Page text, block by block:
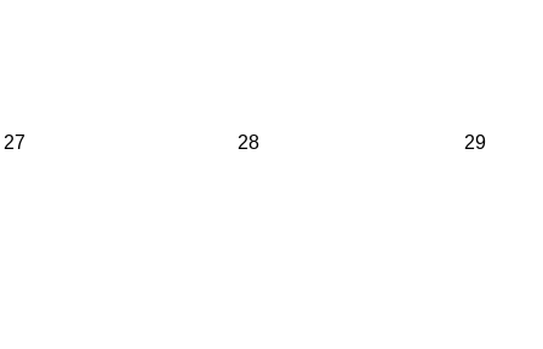
27 28 29